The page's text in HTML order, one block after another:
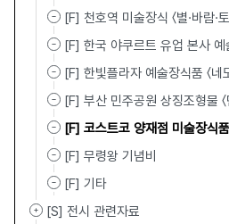
[F] 천호역 미술장식 〈별·바람·토
[F] 한국 야쿠르트 유업 본사 예
[F] 한빛플라자 예술장식품 〈네
[F] 부산 민주공원 상징조형물 〈
[F] 코스트코 양재점 미술장식품
[F] 무령왕 기념비
[F] 기타
[S] 전시 관련자료